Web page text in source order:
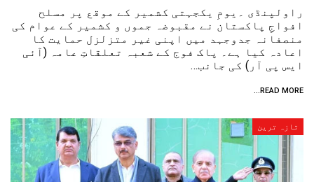
راولپنڈی ۔یومِ یکجہتی کشمیر کے موقع پر مسلح
افواجِ پاکستان نے مقبوضہ جموں و کشمیر کے عوام کی
منصفانہ جدوجہد میں اپنی غیر متزلزل حمایت کا
اعادہ کیا ہے۔ پاک فوج کے شعبہ تعلقاتِ عامہ (آئی
ایس پی آر) کی جانب…
READ MORE...
تازہ ترین